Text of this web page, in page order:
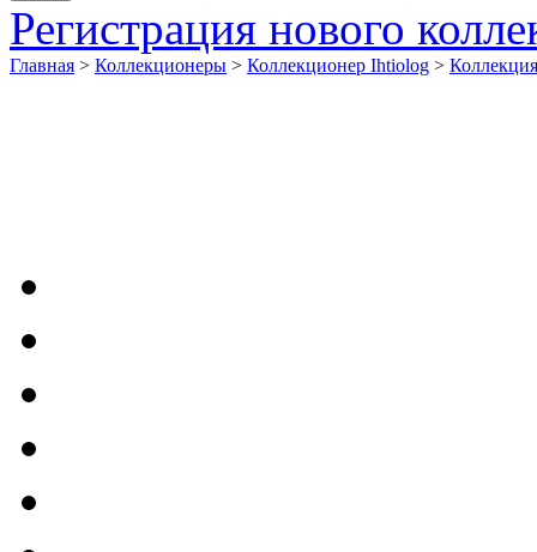
Регистрация нового
Главная > Коллекционеры > Коллекционер Ihtiolog >